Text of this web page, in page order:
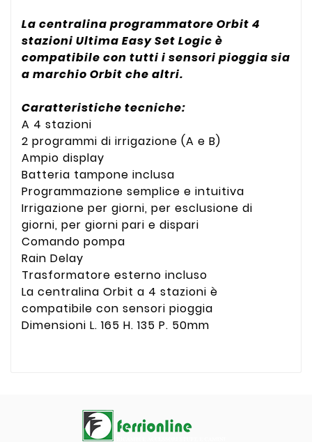
La centralina programmatore Orbit 4
stazioni Ultima Easy Set Logic è
compatibile con tutti i sensori pioggia sia
a marchio Orbit che altri.
Caratteristiche tecniche:
A 4 stazioni
2 programmi di irrigazione (A e B)
Ampio display
Batteria tampone inclusa
Programmazione semplice e intuitiva
Irrigazione per giorni, per esclusione di
giorni, per giorni pari e dispari
Comando pompa
Rain Delay
Trasformatore esterno incluso
La centralina Orbit a 4 stazioni è
compatibile con sensori pioggia
Dimensioni L. 165 H. 135 P. 50mm